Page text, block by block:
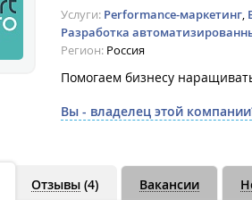
Услуги: Performance-маркетинг,
Разработка
Регион: Россия
Помогаем бизнесу
Вы - владелец этой
Отзывы (4) Вакансии